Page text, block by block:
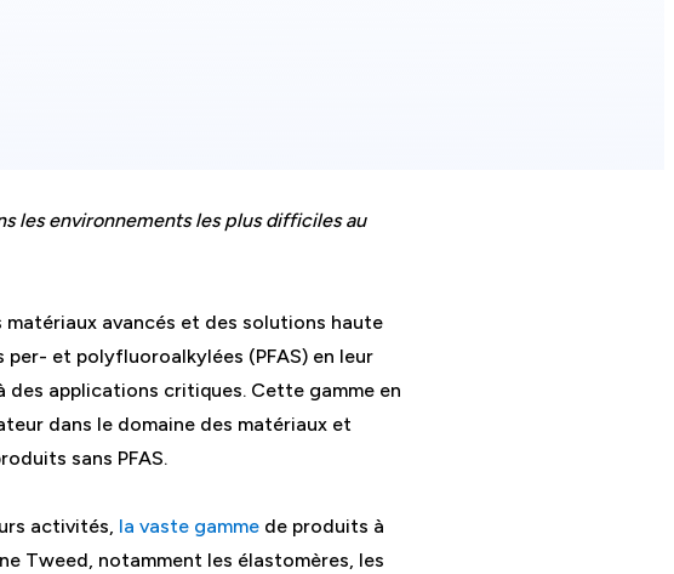
les environnements les plus difficiles au
matériaux avancés et des solutions haute
et polyfluoroalkylées (PFAS) en leur
applications critiques. Cette gamme en
dans le domaine des matériaux et
sans PFAS.
activités, la vaste gamme de produits à
Tweed, notamment les élastomères, les